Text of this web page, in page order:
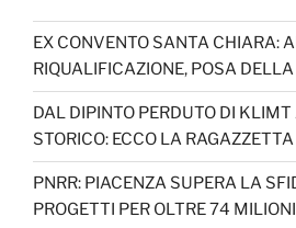
EX CONVENTO SANTA CHIARA:
RIQUALIFICAZIONE, POSA
DAL DIPINTO PERDUTO DI KLIMT
STORICO: ECCO LA RAGAZZETTA
PNRR: PIACENZA SUPERA LA
PROGETTI PER OLTRE 74